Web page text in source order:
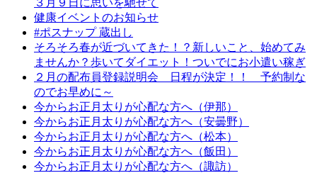
健康イベントのお知らせ
#ポスナップ 蔵出し
そろそろ春が近づいてきた！？新しいこと、始めてみ
ませんか？歩いてダイエット！ついでにお小遣い稼ぎ
２月の配布員登録説明会 日程が決定！！ 予約制な
のでお早めに～
今からお正月太りが心配な方へ（伊那）
今からお正月太りが心配な方へ（安曇野）
今からお正月太りが心配な方へ（松本）
今からお正月太りが心配な方へ（飯田）
今からお正月太りが心配な方へ（諏訪）